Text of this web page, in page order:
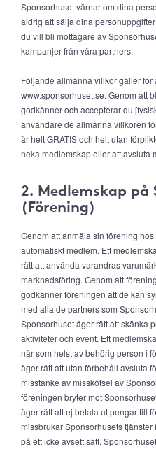
Sponsorhuset värnar om dina
aldrig att sälja dina
du vill bli mottagare av
kampanjer från våra partners.
Följande allmänna villkor gäller för
www.sponsorhuset.se. Genom att
godkänner och accepterar du
användare de allmänna villkoren
är helt GRATIS och helt utan
neka medlemskap eller att avsluta
2. Medlemskap på
(Förening)
Genom att anmäla sin förening
automatiskt medlem. Ett
rätt att använda varandras
marknadsföring. Genom att
godkänner föreningen att de kan
med alla de partners som
Sponsorhuset äger rätt att skänka
aktiviteter och event. Ett
när som helst av behörig person i
äger rätt att utan förbehåll avsluta
misstanke av misskötsel av
föreningen bryter mot
äger rätt att ej betala ut pengar till
missbrukar Sponsorhusets
på ett icke avsett sätt.